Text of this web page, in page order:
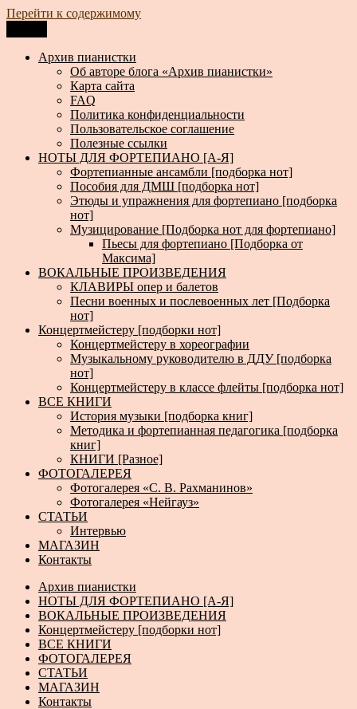
Перейти к содержимому
Архив пианистки
Всё для пианистов: ноты, книги, музыка, статьи…
Архив пианистки
Об авторе блога «Архив пианистки»
Карта сайта
FAQ
Политика конфиденциальности
Пользовательское соглашение
Полезные ссылки
НОТЫ ДЛЯ ФОРТЕПИАНО [А-Я]
Фортепианные ансамбли [подборка нот]
Пособия для ДМШ [подборка нот]
Этюды и упражнения для фортепиано [подборка
нот]
Музицирование [Подборка нот для фортепиано]
Пьесы для фортепиано [Подборка от
Максима]
ВОКАЛЬНЫЕ ПРОИЗВЕДЕНИЯ
КЛАВИРЫ опер и балетов
Песни военных и послевоенных лет [Подборка
нот]
Концертмейстеру [подборки нот]
Концертмейстеру в хореографии
Музыкальному руководителю в ДДУ [подборка
нот]
Концертмейстеру в классе флейты [подборка нот]
ВСЕ КНИГИ
История музыки [подборка книг]
Методика и фортепианная педагогика [подборка
книг]
КНИГИ [Разное]
ФОТОГАЛЕРЕЯ
Фотогалерея «С. В. Рахманинов»
Фотогалерея «Нейгауз»
СТАТЬИ
Интервью
МАГАЗИН
Контакты
Архив пианистки
НОТЫ ДЛЯ ФОРТЕПИАНО [А-Я]
ВОКАЛЬНЫЕ ПРОИЗВЕДЕНИЯ
Концертмейстеру [подборки нот]
ВСЕ КНИГИ
ФОТОГАЛЕРЕЯ
СТАТЬИ
МАГАЗИН
Контакты